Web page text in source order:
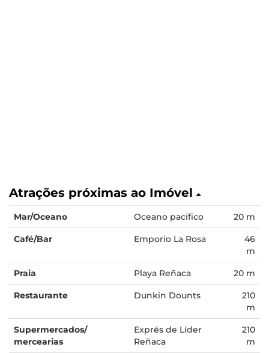
Atrações próximas ao Imóvel
Mar/Oceano Oceano pacífico 20 m
Café/Bar Emporio La Rosa
46
m
Praia Playa Reñaca 20 m
Restaurante Dunkin Dounts
210
m
Supermercados/
mercearias
Exprés de Líder
Reñaca
210
m